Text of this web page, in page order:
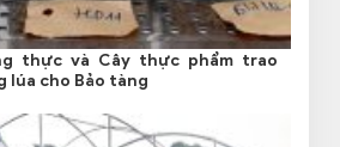
thực và Cây thực phẩm trao
lúa cho Bảo tàng